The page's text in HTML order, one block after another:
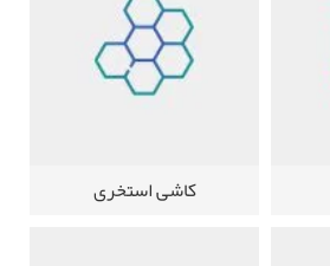
کاشی استخری